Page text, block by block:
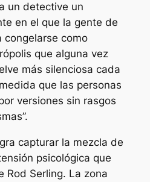
un detective un
en el que la gente de
congelarse como
que alguna vez
más silenciosa cada
que las personas
versiones sin rasgos
capturar la mezcla de
psicológica que
Rod Serling. La zona